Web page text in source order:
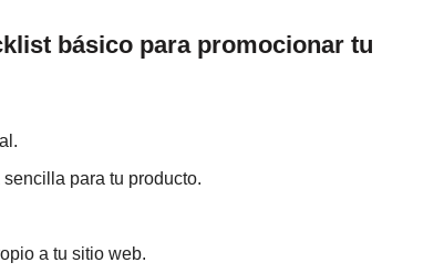
básico para promocionar tu
para tu producto.
a tu sitio web.